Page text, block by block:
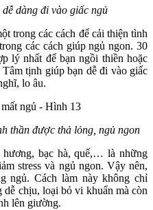
dàng đi vào giấc ngủ
trong các cách để cải thiện tình
các cách giúp ngủ ngon. 30
lý nhất để bạn ngồi thiền hoặc
tịnh giúp bạn dễ đi vào giấc
lo âu.
thần được thả lỏng, ngủ ngon
bạc hà, quế,… là những
stress và ngủ ngon. Vậy nên,
ngủ. Cách làm này không chỉ
chịu, loại bỏ vi khuẩn mà còn
lên giường.